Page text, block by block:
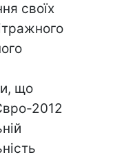
своїх
що
2012